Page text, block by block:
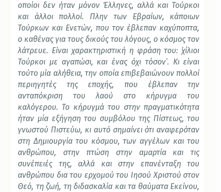
οποίοι δεν ήταν μόνον Έλληνες, αλλά και Τούρκοι
και άλλοι πολλοί. Πλην των Εβραίων, κάποιων
Τούρκων και Ενετών, που τον έβλεπαν καχύποπτα,
ο καθένας για τους δικούς του λόγους, ο κόσμος τον
λάτρευε. Είναι χαρακτηριστική η φράση του: ῾χίλιοι
Τούρκοι με αγαπώσι, και ένας όχι τόσον᾽. Κι είναι
τούτο μία αλήθεια, την οποία επιβεβαιώνουν πολλοί
περιηγητές της εποχής, που έβλεπαν την
ανταπόκριση του λαού στο κήρυγμα του
καλόγερου. Το κήρυγμά του στην πραγματικότητα
ήταν μία εξήγηση του συμβόλου της Πίστεως, του
γνωστού Πιστεύω, κι αυτό σημαίνει ότι αναφερόταν
στη Δημιουργία του κόσμου, των αγγέλων και του
ανθρώπου, στην πτώση στην αμαρτία και τις
συνέπειές της, αλλά και στην επανένταξη του
ανθρώπου δια του ερχομού του Ιησού Χριστού στον
Θεό, τη ζωή, τη διδασκαλία και τα θαύματα Εκείνου,